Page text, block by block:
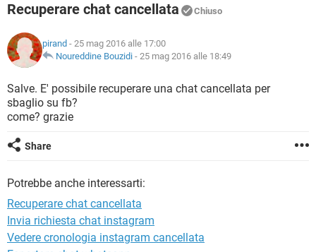
INSTAGRAM WHATSAPP
TIKTOK
HARDWARE
INSTAGRAM
TIKTOK
HARDWARE
COVID-19 GAMING
INTRATTENIMENTO
iOS WINDOWS 10
INSTAGRAM WHATSAPP
TIKTOK
FORUM
COVID-19
INTRATTENIMENTO
iOS WINDOWS 10
INSTAGRAM
TIKTOK
GLOSSARIO
COVID-19 GAMING
INTRATTENIMENTO
INSTAGRAM
TIKTOK
HARDWARE
Recuperare chat cancellata Chiuso
pirand - 25 mag 2016 alle 17:00
Noureddine Bouzidi - 25 mag 2016 alle 18:49
Salve. E' possibile recuperare una chat cancellata per
sbaglio su fb?
come? grazie
Share
Potrebbe anche interessarti:
Recuperare chat cancellata
Invia richiesta chat instagram
Vedere cronologia instagram cancellata